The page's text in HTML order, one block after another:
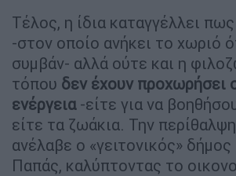
Τέλος, η ίδια καταγγέλλει
-στον οποίο ανήκει το χωριό
συμβάν- αλλά ούτε και η
τόπου δεν έχουν προχωρήσει
ενέργεια-είτε για να
είτε τα ζωάκια. Την
ανέλαβε ο «γειτονικός»
Παπάς, καλύπτοντας το